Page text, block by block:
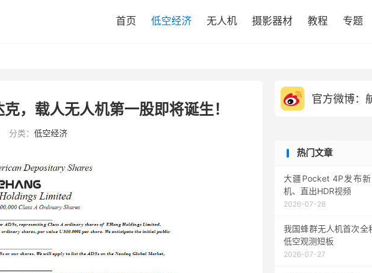
首页 低空经济 无人机 摄影器材 教程 专题
，载人无人机第一股即将诞生！
分类： 低空经济
官方微博：
热门文章
大疆Pocket 4P发布
机、直出HDR视频
2026-07-28
我国蜂群无人机首次全
低空观测短板
2026-07-27